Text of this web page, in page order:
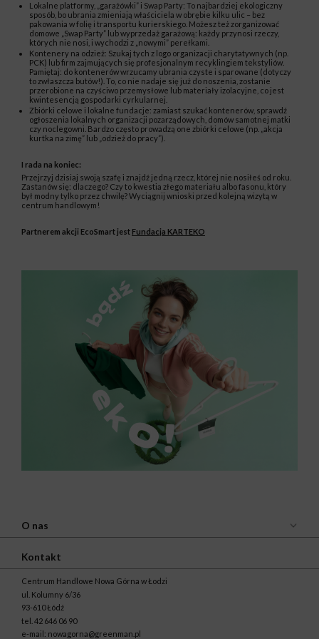
Lokalne platformy, „garażówki” i Swap Party: To najbardziej ekologiczny
sposób, bo ubrania zmieniają właściciela w obrębie kilku ulic – bez
pakowania w folię i transportu kurierskiego. Możesz też zorganizować
domowe „Swap Party” lub wyprzedaż garażową: każdy przynosi rzeczy,
których nie nosi, i wychodzi z „nowymi” perełkami.
Kontenery na odzież: Szukaj tych z logo organizacji charytatywnych (np.
PCK) lub firm zajmujących się profesjonalnym recyklingiem tekstyliów.
Pamiętaj: do kontenerów wrzucamy ubrania czyste i sparowane (dotyczy
to zwłaszcza butów!). To, co nie nadaje się już do noszenia, zostanie
przerobione na czyściwo przemysłowe lub materiały izolacyjne, co jest
kwintesencją gospodarki cyrkularnej.
Zbiórki celowe i lokalne fundacje: zamiast szukać kontenerów, sprawdź
ogłoszenia lokalnych organizacji pozarządowych, domów samotnej matki
czy noclegowni. Bardzo często prowadzą one zbiórki celowe (np. „akcja
kurtka na zimę” lub „odzież do pracy”).
I rada na koniec:
Przejrzyj dzisiaj swoją szafę i znajdź jedną rzecz, której nie nosiłeś od roku.
Zastanów się: dlaczego? Czy to kwestia złego materiału albo fasonu, który
był modny tylko przez chwilę? Wyciągnij wnioski przed kolejną wizytą w
centrum handlowym!
Partnerem akcji EcoSmart jest Fundacja KARTEKO
O nas
Kontakt
Centrum Handlowe Nowa Górna w Łodzi
ul. Kolumny 6/36
93-610 Łódź
tel. 42 646 06 90
e-mail: nowagorna@greenman.pl